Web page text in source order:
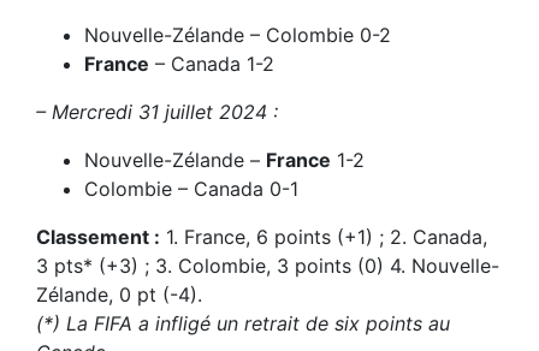
Nouvelle-Zélande – Colombie 0-2
France – Canada 1-2
– Mercredi 31 juillet 2024 :
Nouvelle-Zélande – France 1-2
Colombie – Canada 0-1
Classement : 1. France, 6 points (+1) ; 2. Canada,
3 pts* (+3) ; 3. Colombie, 3 points (0) 4. Nouvelle-
Zélande, 0 pt (-4).
(*) La FIFA a infligé un retrait de six points au